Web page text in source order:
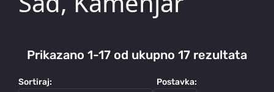
Prikazano 1-17 od ukupno 17 rezultata
Postavka:
Sortiraj: